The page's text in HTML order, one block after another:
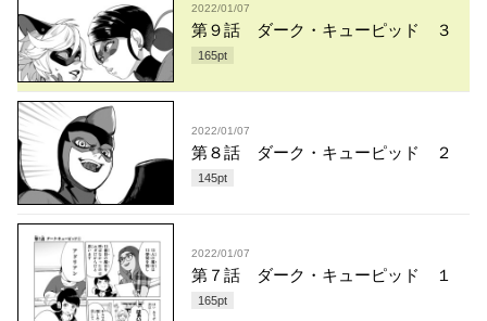
2022/01/07
第９話 ダーク・キューピッド ３
165pt
2022/01/07
第８話 ダーク・キューピッド ２
145pt
2022/01/07
第７話 ダーク・キューピッド １
165pt